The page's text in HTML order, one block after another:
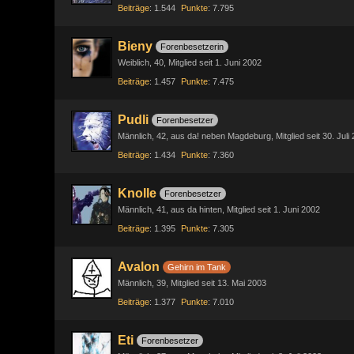
Beiträge 1.544 Punkte 7.795
Bieny
Forenbesetzerin
Weiblich 40
Mitglied seit 1. Juni 2002
Beiträge
1.457 Punkte 7.475
Pudli
Forenbesetzer
Männlich 42 aus da! neben Magdeburg
Mitglied seit 30. Juli
Beiträge
1.434 Punkte 7.360
Knolle
Forenbesetzer
Männlich 41 aus da hinten
Mitglied seit 1. Juni 2002
Beiträge
1.395 Punkte 7.305
Avalon
Gehirn im Tank
Männlich 39
Mitglied seit 13. Mai 2003
Beiträge
1.377 Punkte 7.010
Eti
Forenbesetzer